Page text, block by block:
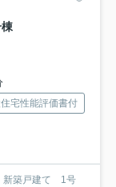
宅性能評価書付
新築戸建て 1号